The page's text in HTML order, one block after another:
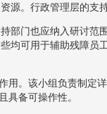
源。行政管理层的支
部门也应纳入研讨范
均可用于辅助残障员
。该小组负责制
具备可操作性。